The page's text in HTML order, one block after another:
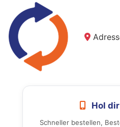
Hol
Schneller bestellen,